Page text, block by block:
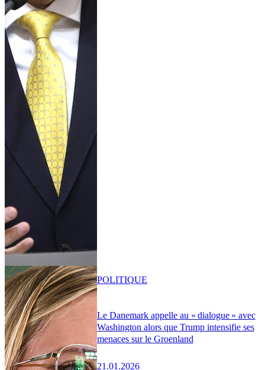
Le Danemark appelle au « dialogue » avec
Washington alors que Trump intensifie ses
menaces sur le Groenland
21.01.2026
POLITIQUE